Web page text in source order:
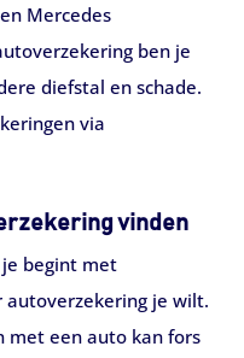
Mercedes
ben je
diefstal en schade.
via
vinden
begint met
je wilt.
met een auto kan fors